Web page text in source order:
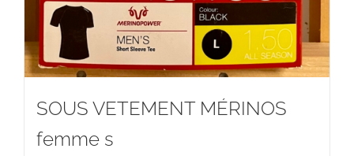
SOUS VETEMENT MÉRINOS
femme s